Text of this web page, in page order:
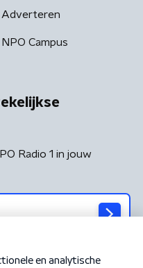
Adverteren
NPO Campus
Radio 1 in jouw